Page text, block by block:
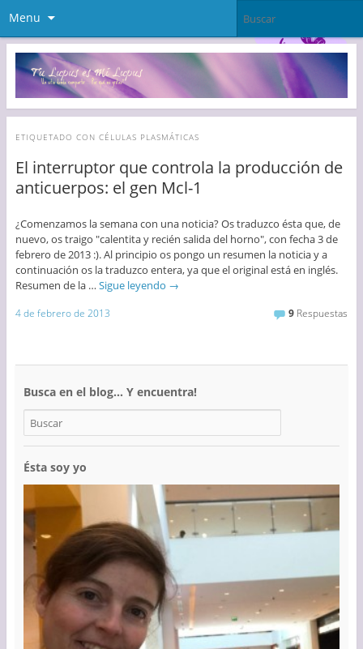
Menu
ETIQUETADO CON CÉLULAS PLASMÁTICAS
El interruptor que controla la producción de
anticuerpos: el gen Mcl-1
¿Comenzamos la semana con una noticia? Os traduzco ésta que, de
nuevo, os traigo "calentita y recién salida del horno", con fecha 3 de
febrero de 2013 :). Al principio os pongo un resumen la noticia y a
continuación os la traduzco entera, ya que el original está en inglés.
Resumen de la … Sigue leyendo →
4 de febrero de 2013 9 Respuestas
Busca en el blog… Y encuentra!
Ésta soy yo